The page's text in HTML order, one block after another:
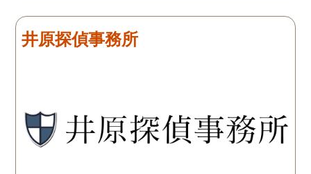
が、二人三脚で協力しあい
ながら、進めて行った感じ
と思います。思い切ってお
願いして良かったです。 こ
の度はありがとうございま
調査が終わって今後どう
とうございました。
井原探偵事務所